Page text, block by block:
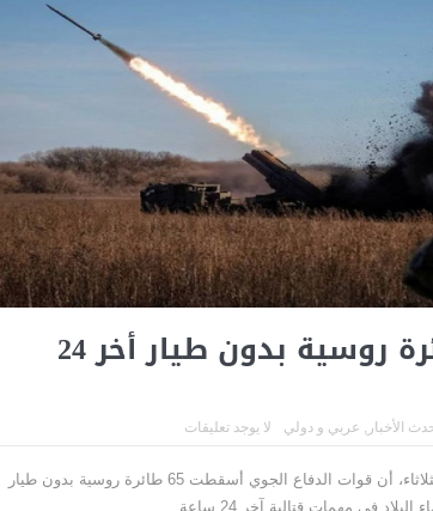
أوكرانيا تسقط 65 طائرة روسية بدون طيار أخر 24
الأخبار عربي و دولي لا يوجد تعليقات
ذكرت قيادة القوات الجوية الأوكرانية، اليوم الثلاثاء، أن قوات الدفاع الجوي أسقطت 65 طائرة روسية بدون طيار
في مهمات قتالية آخر 24 ساعة.